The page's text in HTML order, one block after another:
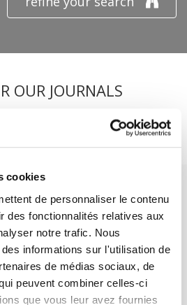
cookies
de personnaliser le contenu
des fonctionnalités relatives aux
notre trafic. Nous
informations sur l'utilisation de
de médias sociaux, de
peuvent combiner celles-ci
que vous leur avez fournies
OUR JOURNALS
PRESS has a threefold role: to publish
works for student use, and to
continue